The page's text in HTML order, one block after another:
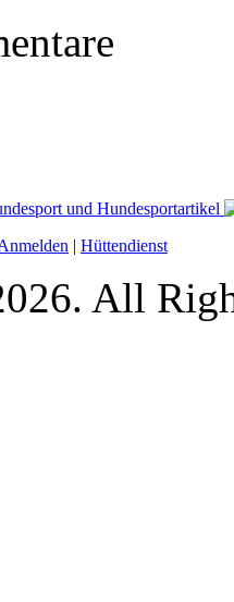
| Hüttendienst
All